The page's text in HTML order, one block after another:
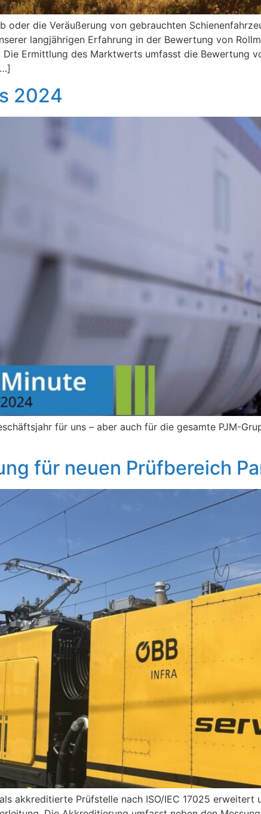
oder die Veräußerung von gebrauchten
langjährigen Erfahrung in der Bewertung von
Ermittlung des Marktwerts umfasst die Bewertung
2024
für uns – aber auch für die gesamte PJM-
für neuen Prüfbereich
akkreditierte Prüfstelle nach ISO/IEC 17025